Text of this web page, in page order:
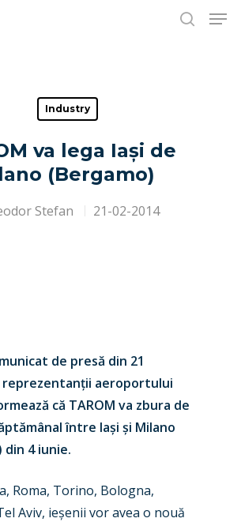
to search or ESC to close
Industry
va lega Iași de
(Bergamo)
Stefan 21-02-2014
de presă din 21
aeroportului
că TAROM va zbura de
între Iași și Milano
din 4 iunie.
Roma, Torino, Bologna,
Aviv, ieșenii vor avea o nouă